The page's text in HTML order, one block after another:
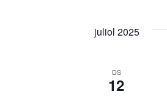
juliol 2025
DS
12